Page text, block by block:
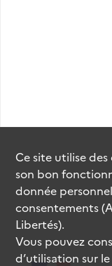
Ce site utilise des
son bon
donnée
consentements
Libertés).
Vous pouvez
d’utilisation sur